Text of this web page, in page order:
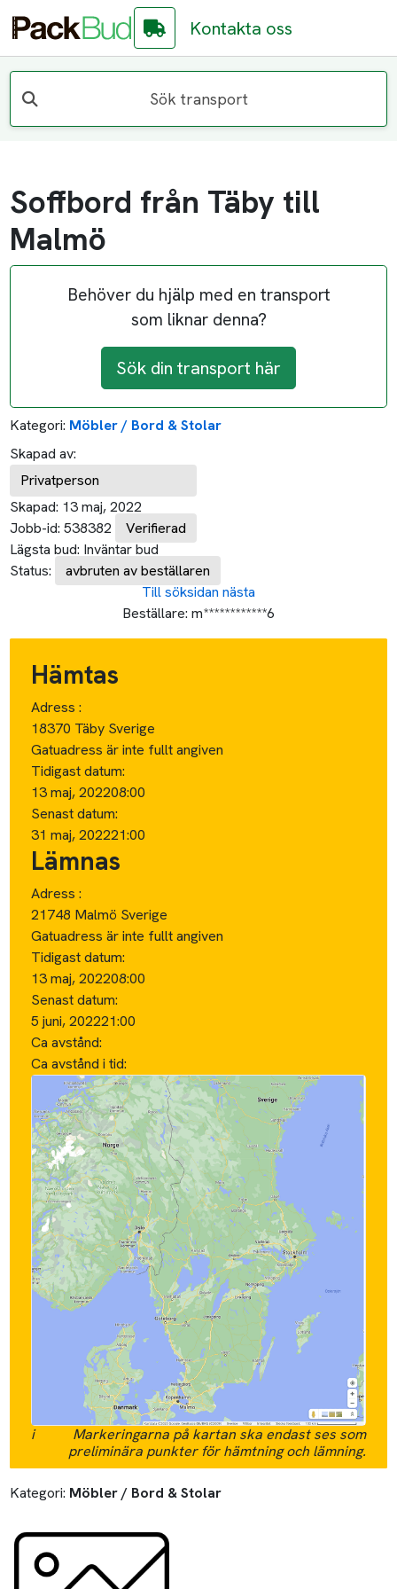
Kontakta oss
Sök transport
Soffbord från Täby till
Malmö
Behöver du hjälp med en transport
som liknar denna?
Sök din transport här
Kategori: Möbler / Bord & Stolar
Skapad av:
Privatperson
Skapad: 13 maj, 2022
Jobb-id: 538382
Verifierad
Lägsta bud: Inväntar bud
Status:
avbruten av beställaren
Till söksidan nästa
Beställare: m************6
Hämtas
Adress :
18370 Täby Sverige
Gatuadress är inte fullt angiven
Tidigast datum:
13 maj, 202208:00
Senast datum:
31 maj, 202221:00
Lämnas
Adress :
21748 Malmö Sverige
Gatuadress är inte fullt angiven
Tidigast datum:
13 maj, 202208:00
Senast datum:
5 juni, 202221:00
Ca avstånd:
Ca avstånd i tid:
i
Markeringarna på kartan ska endast ses som
preliminära punkter för hämtning och lämning.
Kategori: Möbler / Bord & Stolar